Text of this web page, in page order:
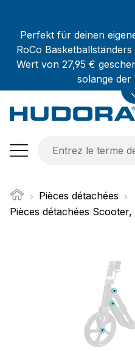
Perfekt für deinen
RoCo
Wert von 27,95 €
solange
Pièces détachées
Pièces détachées